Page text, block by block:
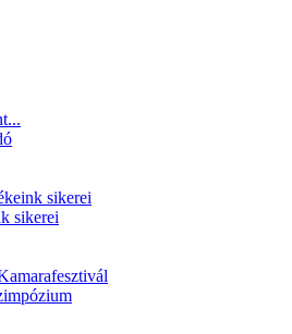
sikerei
sikerei